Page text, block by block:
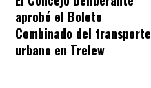
aprobó el Boleto
Combinado del transporte
urbano en Trelew